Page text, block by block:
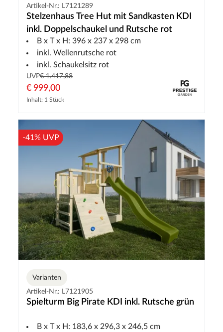
Artikel-Nr.: L7121289
Stelzenhaus Tree Hut mit Sandkasten KDI
inkl. Doppelschaukel und Rutsche rot
B x T x H: 396 x 237 x 298 cm
inkl. Wellenrutsche rot
inkl. Schaukelsitz rot
UVP€ 1.417,88
€ 999,00
Inhalt: 1 Stück
-41% UVP
Varianten
Artikel-Nr.: L7121905
Spielturm Big Pirate KDI inkl. Rutsche grün
B x T x H: 183,6 x 296,3 x 246,5 cm